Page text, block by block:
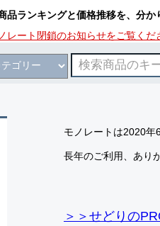
品ランキングと価格推移を、分
レート閉鎖のお知らせをご覧くだ
モノレートは2020年
長年のご利用、あり
＞＞せどりの